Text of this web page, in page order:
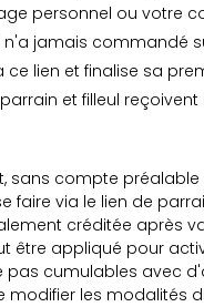
personnel ou votre
jamais commandé
ce lien et finalise sa
et filleul
sans compte préalable
faire via le lien de
créditée après
appliqué pour
pas cumulables avec
modifier les